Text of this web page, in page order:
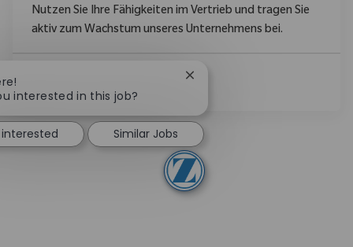
Nutzen Sie Ihre Fähigkeiten im Vertrieb und tragen Sie
aktiv zum Wachstum unseres Unternehmens bei.
Ver Más
interested in this job?
Close chatbot notification
Similar Jobs